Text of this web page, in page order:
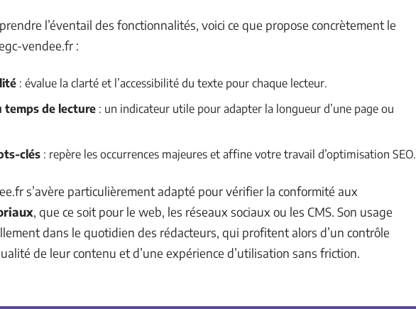
l’éventail des fonctionnalités, voici ce que propose concrètement le
vendee.fr :
: évalue la clarté et l’accessibilité du texte pour chaque lecteur.
temps de lecture : un indicateur utile pour adapter la longueur d’une page ou
clés : repère les occurrences majeures et affine votre travail d’optimisation SEO.
s’avère particulièrement adapté pour vérifier la conformité aux
, que ce soit pour le web, les réseaux sociaux ou les CMS. Son usage
dans le quotidien des rédacteurs, qui profitent alors d’un contrôle
de leur contenu et d’une expérience d’utilisation sans friction.